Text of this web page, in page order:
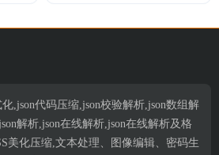
,json代码压缩,json校验解析,json数组解
解析,json在线解析,json在线解析及格
美化压缩,文本处理、图像编辑、密码生